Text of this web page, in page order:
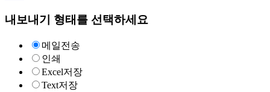
내보내기 형태를 선택하세요
메일전송
인쇄
Excel저장
Text저장